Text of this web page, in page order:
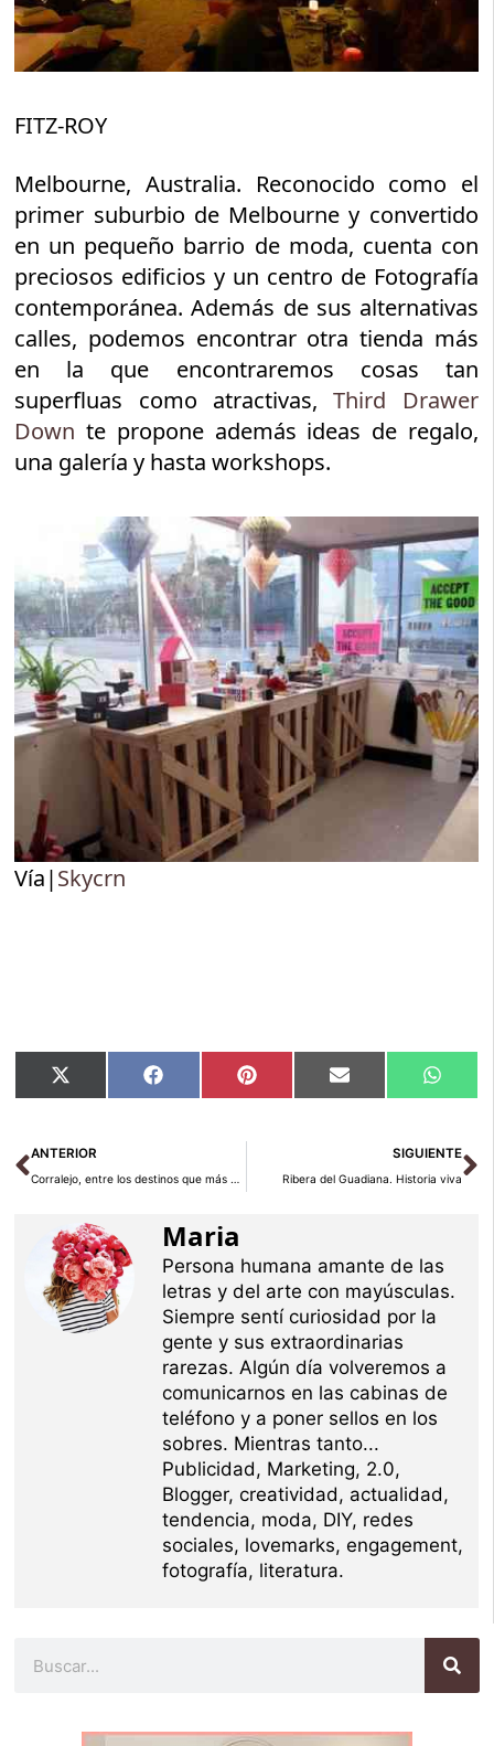
FITZ-ROY
Melbourne, Australia. Reconocido como el
primer suburbio de Melbourne y convertido
en un pequeño barrio de moda, cuenta con
preciosos edificios y un centro de Fotografía
contemporánea. Además de sus alternativas
calles, podemos encontrar otra tienda más
en la que encontraremos cosas tan
superfluas como atractivas,Third Drawer
Down te propone además ideas de regalo,
una galería y hasta workshops.
Vía|Skycrn
Compartir
en
X
(Twitter)
Compartir
en
Facebook Compartir
en
Pinterest Compartir
en
Email
en
Ant
ANTERIOR
Corralejo, entre los destinos que más crecen en España
SIGUIENTE
Ribera del Guadiana. Historia viva
Maria
Persona humana amante de las
letras y del arte con mayúsculas.
Siempre sentí curiosidad por la
gente y sus extraordinarias
rarezas. Algún día volveremos a
comunicarnos en las cabinas de
teléfono y a poner sellos en los
sobres. Mientras tanto...
Publicidad, Marketing, 2.0,
Blogger, creatividad, actualidad,
tendencia, moda, DIY, redes
sociales, lovemarks, engagement,
fotografía, literatura.